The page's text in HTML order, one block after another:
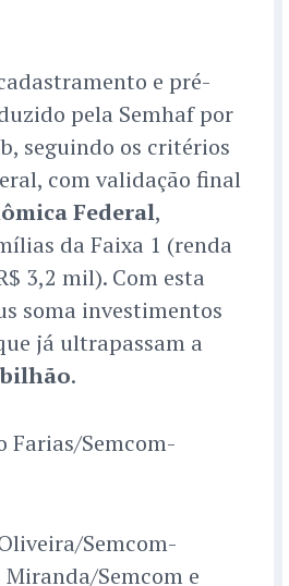
e pré-
pela Semhaf por
seguindo os critérios
com validação final
Federal,
da Faixa 1 (renda
3,2 mil). Com esta
soma investimentos
já ultrapassam a
bilhão.
Farias/Semcom-
Semcom-
Semcom e